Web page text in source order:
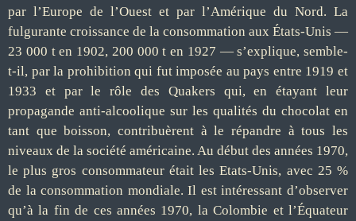
par l’Europe de l’Ouest et par l’Amérique du Nord. La
fulgurante croissance de la consommation aux États-Unis —
23 000 t en 1902, 200 000 t en 1927 — s’explique, semble-
t-il, par la prohibition qui fut imposée au pays entre 1919 et
1933 et par le rôle des Quakers qui, en étayant leur
propagande anti-alcoolique sur les qualités du chocolat en
tant que boisson, contribuèrent à le répandre à tous les
niveaux de la société américaine. Au début des années 1970,
le plus gros consommateur était les Etats-Unis, avec 25 %
de la consommation mondiale. Il est intéressant d’observer
qu’à la fin de ces années 1970, la Colombie et l’Équateur